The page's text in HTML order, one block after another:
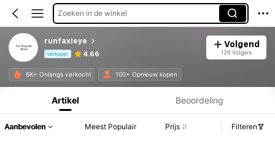
Zoeken in de winkel
runfaxieye
Verkoper 4.66
Volgend
129 Volgers
6K+ Onlangs verkocht 100+ Opnieuw kopen
Productinformatie: Prijsopenbaring, Verkoop- en Voorraadgegevens.
Artikel Beoordeling
Aanbevolen Meest Populair Prijs Filteren